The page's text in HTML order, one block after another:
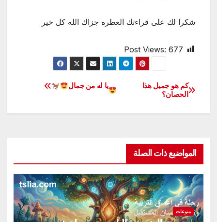
شكرا لك على قراءتك العطره جزاك الله كل خير
Post Views: 677
تصفّح
المقالات
يا له من جمال
كم هو جميل هذا
الحصان؟
المواضيع ذات الصلة
منوعات